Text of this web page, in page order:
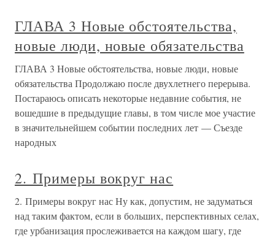
ГЛАВА 3 Новые обстоятельства,
новые люди, новые обязательства
ГЛАВА 3 Новые обстоятельства, новые люди, новые
обязательства Продолжаю после двухлетнего перерыва.
Постараюсь описать некоторые недавние события, не
вошедшие в предыдущие главы, в том числе мое участие
в значительнейшем событии последних лет — Съезде
народных
2. Примеры вокруг нас
2. Примеры вокруг нас Ну как, допустим, не задуматься
над таким фактом, если в больших, перспективных селах,
где урбанизация прослеживается на каждом шагу, где